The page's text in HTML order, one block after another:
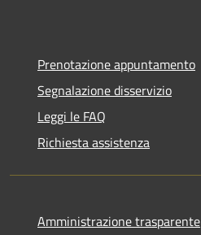
Prenotazione appuntamento
Segnalazione disservizio
Leggi le FAQ
Richiesta assistenza
Amministrazione trasparente